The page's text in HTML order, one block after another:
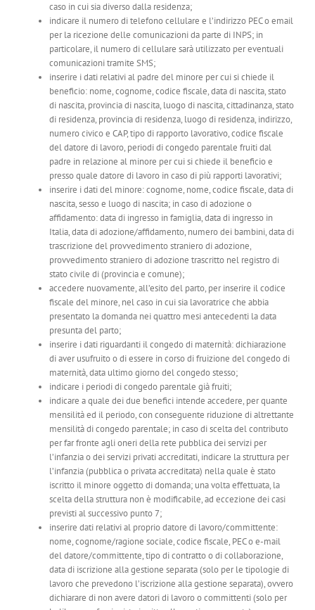
caso in cui sia diverso dalla residenza;
indicare il numero di telefono cellulare e l’indirizzo PEC o email
per la ricezione delle comunicazioni da parte di INPS; in
particolare, il numero di cellulare sarà utilizzato per eventuali
comunicazioni tramite SMS;
inserire i dati relativi al padre del minore per cui si chiede il
beneficio: nome, cognome, codice fiscale, data di nascita, stato
di nascita, provincia di nascita, luogo di nascita, cittadinanza, stato
di residenza, provincia di residenza, luogo di residenza, indirizzo,
numero civico e CAP, tipo di rapporto lavorativo, codice fiscale
del datore di lavoro, periodi di congedo parentale fruiti dal
padre in relazione al minore per cui si chiede il beneficio e
presso quale datore di lavoro in caso di più rapporti lavorativi;
inserire i dati del minore: cognome, nome, codice fiscale, data di
nascita, sesso e luogo di nascita; in caso di adozione o
affidamento: data di ingresso in famiglia, data di ingresso in
Italia, data di adozione/affidamento, numero dei bambini, data di
trascrizione del provvedimento straniero di adozione,
provvedimento straniero di adozione trascritto nel registro di
stato civile di (provincia e comune);
accedere nuovamente, all’esito del parto, per inserire il codice
fiscale del minore, nel caso in cui sia lavoratrice che abbia
presentato la domanda nei quattro mesi antecedenti la data
presunta del parto;
inserire i dati riguardanti il congedo di maternità: dichiarazione
di aver usufruito o di essere in corso di fruizione del congedo di
maternità, data ultimo giorno del congedo stesso;
indicare i periodi di congedo parentale già fruiti;
indicare a quale dei due benefici intende accedere, per quante
mensilità ed il periodo, con conseguente riduzione di altrettante
mensilità di congedo parentale; in caso di scelta del contributo
per far fronte agli oneri della rete pubblica dei servizi per
l’infanzia o dei servizi privati accreditati, indicare la struttura per
l’infanzia (pubblica o privata accreditata) nella quale è stato
iscritto il minore oggetto di domanda; una volta effettuata, la
scelta della struttura non è modificabile, ad eccezione dei casi
previsti al successivo punto 7;
inserire dati relativi al proprio datore di lavoro/committente:
nome, cognome/ragione sociale, codice fiscale, PEC o e-mail
del datore/committente, tipo di contratto o di collaborazione,
data di iscrizione alla gestione separata (solo per le tipologie di
lavoro che prevedono l’iscrizione alla gestione separata), ovvero
dichiarare di non avere datori di lavoro o committenti (solo per